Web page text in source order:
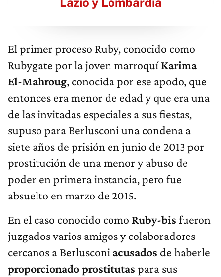
El primer proceso Ruby, conocido como
Rubygate por la joven marroquíKarima
El-Mahroug, conocida por ese apodo, que
entonces era menor de edad y que era una
de las invitadas especiales a sus fiestas,
supuso para Berlusconi una condena a
siete años de prisión en junio de 2013 por
prostitución de una menor y abuso de
poder en primera instancia, pero fue
absuelto en marzo de 2015.
En el caso conocido como Ruby-bis fueron
juzgados varios amigos y colaboradores
cercanos a Berlusconi acusados de haberle
proporcionado prostitutas para sus